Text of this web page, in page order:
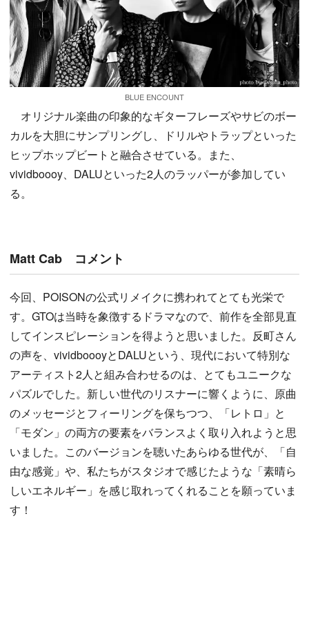
BLUE ENCOUNT
オリジナル楽曲の印象的なギターフレーズやサビのボー
カルを大胆にサンプリングし、ドリルやトラップといった
ヒップホップビートと融合させている。また、
vividboooy、DALUといった2人のラッパーが参加してい
る。
Matt Cab コメント
今回、POISONの公式リメイクに携われてとても光栄で
す。GTOは当時を象徴するドラマなので、前作を全部見直
してインスピレーションを得ようと思いました。反町さん
の声を、vividboooyとDALUという、現代において特別な
アーティスト2人と組み合わせるのは、とてもユニークな
パズルでした。新しい世代のリスナーに響くように、原曲
のメッセージとフィーリングを保ちつつ、「レトロ」と
「モダン」の両方の要素をバランスよく取り入れようと思
いました。このバージョンを聴いたあらゆる世代が、「自
由な感覚」や、私たちがスタジオで感じたような「素晴ら
しいエネルギー」を感じ取れってくれることを願っていま
す！